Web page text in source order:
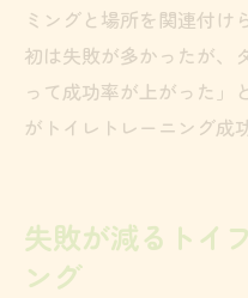
ミングと場所を関連付け
初は失敗が多かったが、
って成功率が上がった」
がトイレトレーニング成
失敗が減るトイ
ング